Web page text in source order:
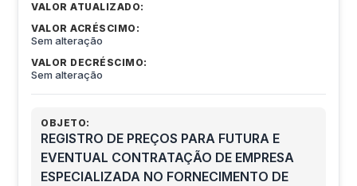
VALOR ATUALIZADO:
VALOR ACRÉSCIMO:
Sem alteração
VALOR DECRÉSCIMO:
Sem alteração
OBJETO:
REGISTRO DE PREÇOS PARA FUTURA E
EVENTUAL CONTRATAÇÃO DE EMPRESA
ESPECIALIZADA NO FORNECIMENTO DE